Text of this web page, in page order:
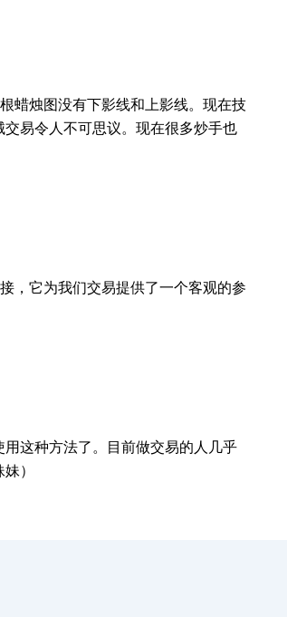
蜡烛图没有下影线和上影线。现在技
易令人不可思议。现在很多炒手也
，它为我们交易提供了一个客观的参
这种方法了。目前做交易的人几乎
）